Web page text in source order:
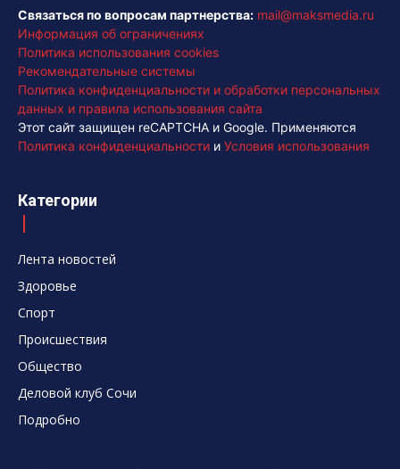
Связаться по вопросам партнерства: mail@maksmedia.ru
Информация об ограничениях
Политика использования cookies
Рекомендательные системы
Политика конфиденциальности и обработки персональных
данных и правила использования сайта
Этот сайт защищен reCAPTCHA и Google. Применяются
Политика конфиденциальности и Условия использования
Категории
Лента новостей
Здоровье
Спорт
Происшествия
Общество
Деловой клуб Сочи
Подробно